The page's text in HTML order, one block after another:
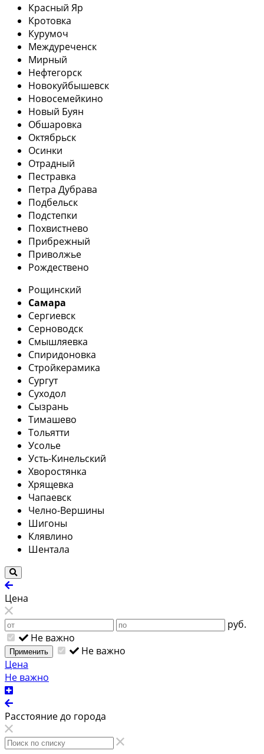
Красный Яр
Кротовка
Курумоч
Междуреченск
Мирный
Нефтегорск
Новокуйбышевск
Новосемейкино
Новый Буян
Обшаровка
Октябрьск
Осинки
Отрадный
Пестравка
Петра Дубрава
Подбельск
Подстепки
Похвистнево
Прибрежный
Приволжье
Рождествено
Рощинский
Самара
Сергиевск
Серноводск
Смышляевка
Спиридоновка
Стройкерамика
Сургут
Суходол
Сызрань
Тимашево
Тольятти
Усолье
Усть-Кинельский
Хворостянка
Хрящевка
Чапаевск
Челно-Вершины
Шигоны
Клявлино
Шентала
Цена
руб.
Не важно
Применить
Не важно
Цена
Не важно
Расстояние до города